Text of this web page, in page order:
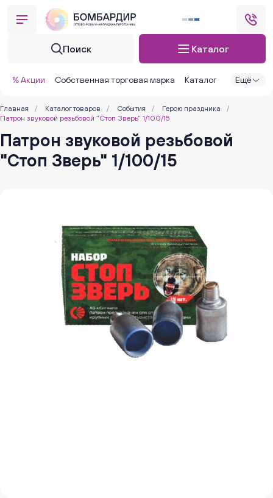
Поиск Каталог
% Акции Собственная торговая марка Каталог Ещё
Главная / Каталог товаров / События / Герою праздника
/
Патрон звуковой резьбовой "Стоп Зверь" 1/100/15
Патрон звуковой резьбовой
"Стоп Зверь" 1/100/15